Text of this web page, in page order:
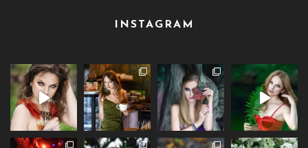
INSTAGRAM